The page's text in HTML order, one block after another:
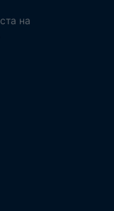
на